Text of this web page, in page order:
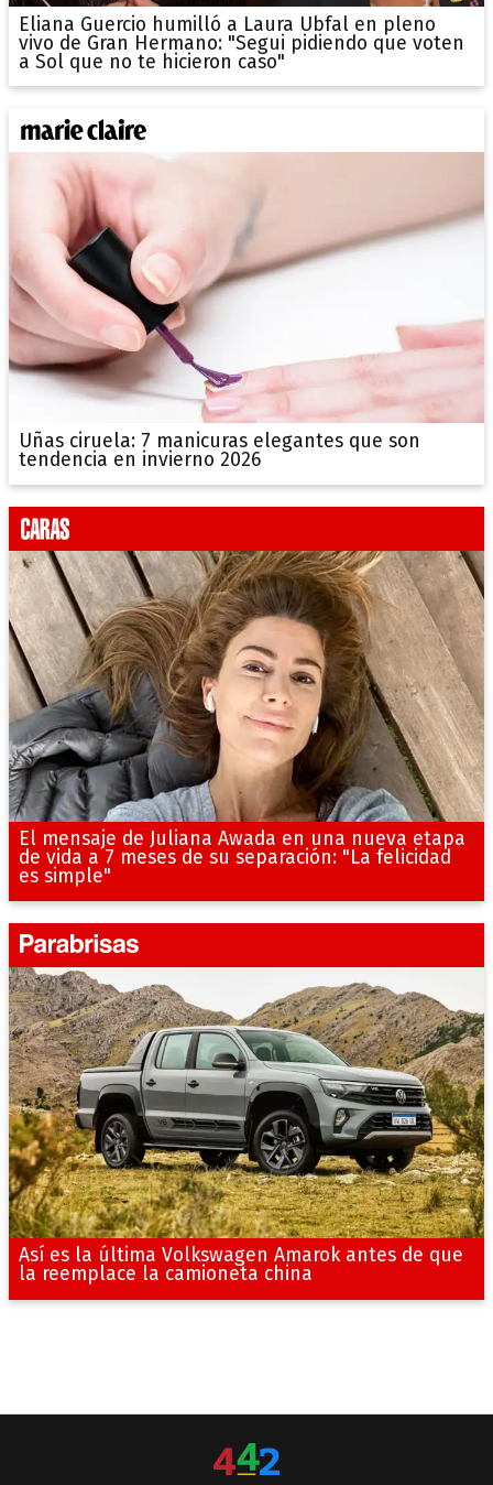
Eliana Guercio humilló a Laura Ubfal en pleno
vivo de Gran Hermano: "Segui pidiendo que voten
a Sol que no te hicieron caso"
Uñas ciruela: 7 manicuras elegantes que son
tendencia en invierno 2026
El mensaje de Juliana Awada en una nueva etapa
de vida a 7 meses de su separación: "La felicidad
es simple"
Así es la última Volkswagen Amarok antes de que
la reemplace la camioneta china